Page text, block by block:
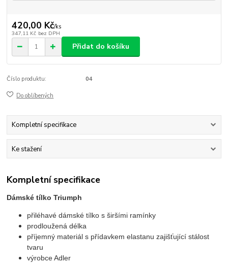
420,00 Kč/ks
347,11 Kč bez DPH
Přidat do košíku
Číslo produktu: 04
Do oblíbených
Kompletní specifikace
Ke stažení
Kompletní specifikace
Dámské tílko Triumph
přiléhavé dámské tílko s širšími ramínky
prodloužená délka
příjemný materiál s přídavkem elastanu zajišťující stálost
tvaru
výrobce Adler